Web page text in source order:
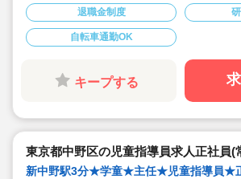
ど、様々な資格を持った職員さん
◇月給月給218,000～268,000円/未
から！★経験を考慮して加算されま
◇昇給も年1回、賞与は年2回！(前
◇プライベートも大切にしながら
◇祝い金や表彰、休暇制度など、
人です。
◇ライフワークバランスを考慮し
◇しっかり研修があるので、ブラ
の方も安心です。
退職金制度
自転車通勤OK
キープする
東京都中野区の児童指導員求人正社員(
新中野駅3分★学童★主任★児童指導員★